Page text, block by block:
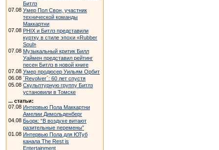
Битлз
07.08 Умер Пол Свон, участник
технической команды
Маккартни
07.08 PHIX и Битлз представили
куртку в стиле эпохи «Rubber
Soul»
07.08 Музыкальный критик Билл
Уаймен представил рейтинг
песен Битлз в новой книге
07.08 Умер продюсер Уильям Орбит
06.08 `Revolver`: 60 лет спустя
05.08 Скульптурную группу Битлз
установили в Томске
... статьи:
07.08 Интервью Пола Маккартни
Амелии Димольденберг
04.08 Бьорк: “В воздухе витают
разительные перемены”
01.08 Интервью Пола для ЮТуб
канала The Rest is
Entertainment